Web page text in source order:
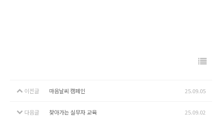
이전글 마음날씨 캠페인 25.09.05
다음글 찾아가는 실무자 교육 25.09.02